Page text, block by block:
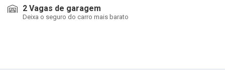
2 Vagas de garagem
Deixa o seguro do carro mais barato